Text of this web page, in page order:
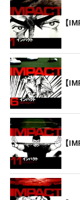
【
【
【